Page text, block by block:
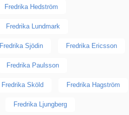
Fredrika Hedström
Fredrika Lundmark
Fredrika Sjödin Fredrika Ericsson
Fredrika Paulsson
Fredrika Sköld Fredrika Hagström
Fredrika Ljungberg